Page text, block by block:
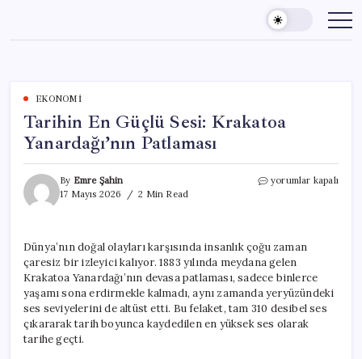
content
EKONOMI
Tarihin En Güçlü Sesi: Krakatoa
Yanardağı’nın Patlaması
By Emre Şahin
17 Mayıs 2026
2 Min Read
Tarihin
Yanardağı’nın
Patlaması
için
yorumlar kapalı
Dünya’nın doğal olayları karşısında insanlık çoğu zaman
çaresiz bir izleyici kalıyor. 1883 yılında meydana gelen
Krakatoa Yanardağı’nın devasa patlaması, sadece binlerce
yaşamı sona erdirmekle kalmadı, aynı zamanda yeryüzündeki
ses seviyelerini de altüst etti. Bu felaket, tam 310 desibel ses
çıkararak tarih boyunca kaydedilen en yüksek ses olarak
tarihe geçti.